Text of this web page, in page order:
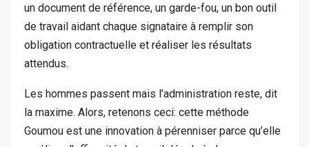
un document de référence, un garde-fou, un bon outil
de travail aidant chaque signataire à remplir son
obligation contractuelle et réaliser les résultats
attendus.
Les hommes passent mais l’administration reste, dit
la maxime. Alors, retenons ceci: cette méthode
Goumou est une innovation à pérenniser parce qu’elle